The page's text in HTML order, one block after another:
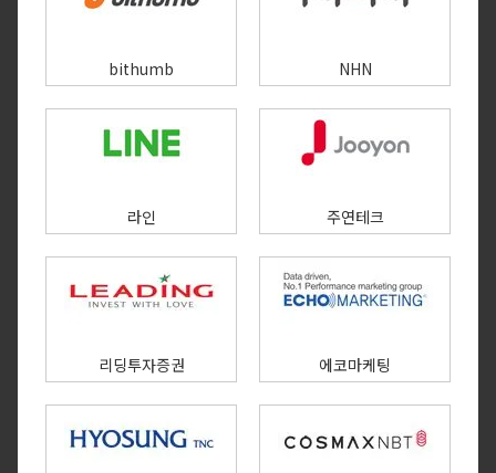
bithumb NHN
라인 주연테크
리딩투자증권 에코마케팅